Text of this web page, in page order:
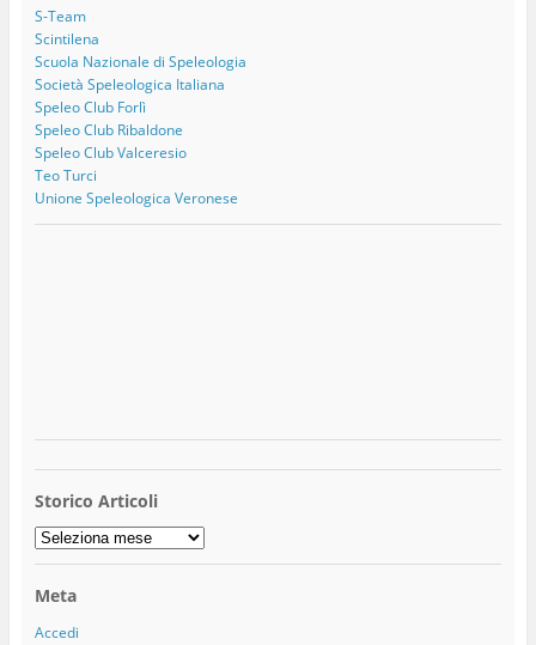
S-Team
Scintilena
Scuola Nazionale di Speleologia
Società Speleologica Italiana
Speleo Club Forlì
Speleo Club Ribaldone
Speleo Club Valceresio
Teo Turci
Unione Speleologica Veronese
Storico Articoli
Storico
Articoli
Meta
Accedi